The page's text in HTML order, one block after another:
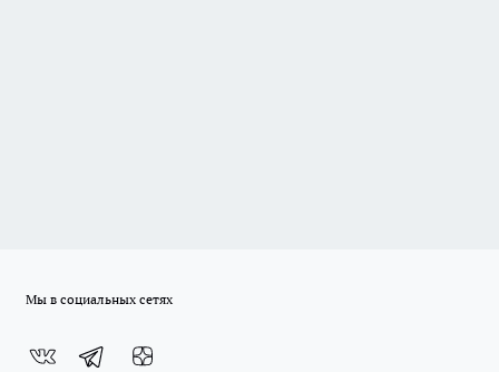
Мы в социальных сетях